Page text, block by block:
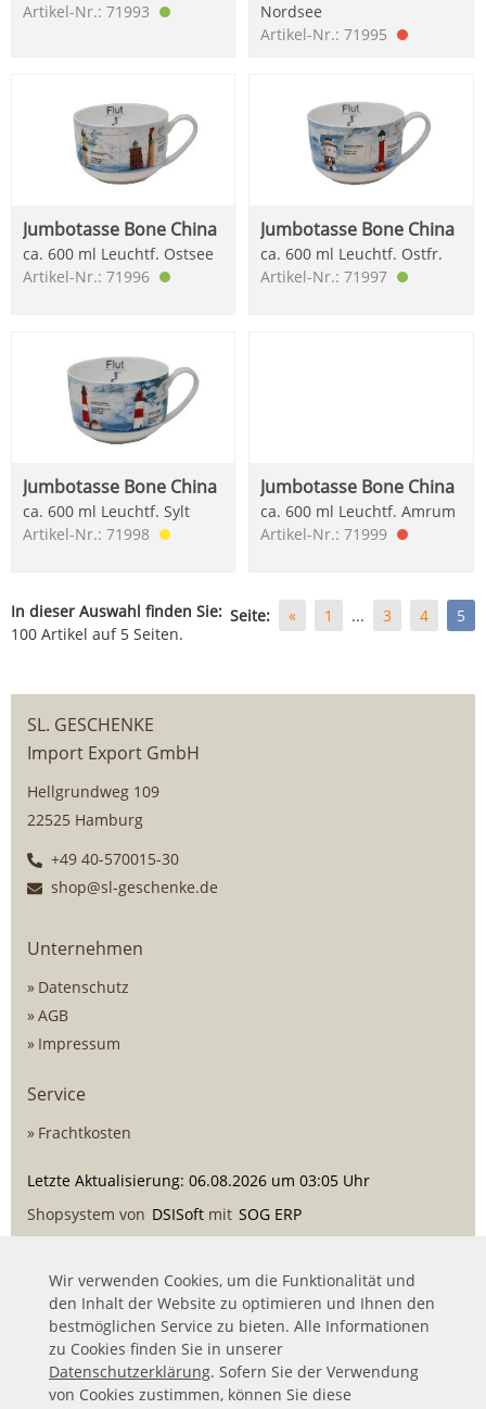
Artikel-Nr.: 71993
Nordsee
Artikel-Nr.: 71995
Jumbotasse Bone China
ca. 600 ml Leuchtf. Ostsee
Artikel-Nr.: 71996
Jumbotasse Bone China
ca. 600 ml Leuchtf. Ostfr.
Artikel-Nr.: 71997
Jumbotasse Bone China
ca. 600 ml Leuchtf. Sylt
Artikel-Nr.: 71998
Jumbotasse Bone China
ca. 600 ml Leuchtf. Amrum
Artikel-Nr.: 71999
Seite: « 1 ... 3 4 5
In dieser Auswahl finden Sie:
100 Artikel auf 5 Seiten.
SL. GESCHENKE
Import Export GmbH
Hellgrundweg 109
22525 Hamburg
+49 40-570015-30
shop@sl-geschenke.de
Unternehmen
Datenschutz
AGB
Impressum
Service
Frachtkosten
Letzte Aktualisierung: 06.08.2026 um 03:05 Uhr
Shopsystem von DSISoft mit SOG ERP
Wir verwenden Cookies, um die Funktionalität und
den Inhalt der Website zu optimieren und Ihnen den
bestmöglichen Service zu bieten. Alle Informationen
zu Cookies finden Sie in unserer
Datenschutzerklärung. Sofern Sie der Verwendung
von Cookies zustimmen, können Sie diese